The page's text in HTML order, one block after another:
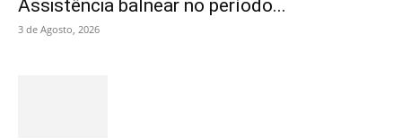
Assistência balnear no período...
3 de Agosto, 2026